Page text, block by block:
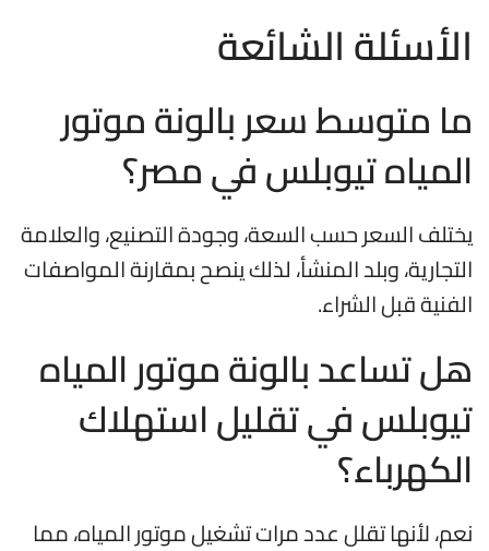
الأسئلة الشائعة
ما متوسط سعر بالونة موتور
المياه تيوبلس في مصر؟
يختلف السعر حسب السعة، وجودة التصنيع، والعلامة
التجارية، وبلد المنشأ، لذلك ينصح بمقارنة المواصفات
الفنية قبل الشراء.
هل تساعد بالونة موتور المياه
تيوبلس في تقليل استهلاك
الكهرباء؟
نعم، لأنها تقلل عدد مرات تشغيل موتور المياه، مما